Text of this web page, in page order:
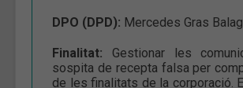
DPO (DPD): Mercedes Gras
Finalitat: Gestionar les
sospita de recepta falsa per
de les finalitats de la corporació.